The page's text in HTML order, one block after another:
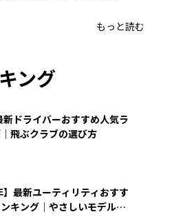
もっと読む
ング
新ドライバーおすすめ人気ラ
飛ぶクラブの選び方
】最新ユーティリティおすす
キング｜やさしいモデルの